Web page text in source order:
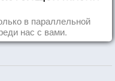
в параллельной
нас с вами.